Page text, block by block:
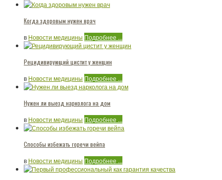
Когда здоровым нужен врач
в Новости медицины Подробнее ...
Рецидивирующий цистит у женщин
в Новости медицины Подробнее ...
Нужен ли выезд нарколога на дом
в Новости медицины Подробнее ...
Способы избежать горечи вейпа
в Новости медицины Подробнее ...